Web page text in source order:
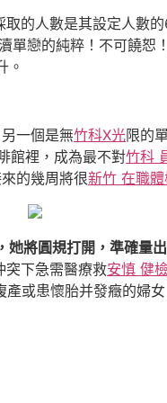
的人數是其設定人數
戀的純粹！不可饒恕
。
一個是無竹科X光限的
館裡，成為最不對竹科
的幾周將很新竹 在職
她將圓規打開，準確量
突下急需醫療救安慎 健
或患懷胎并發癥的婦